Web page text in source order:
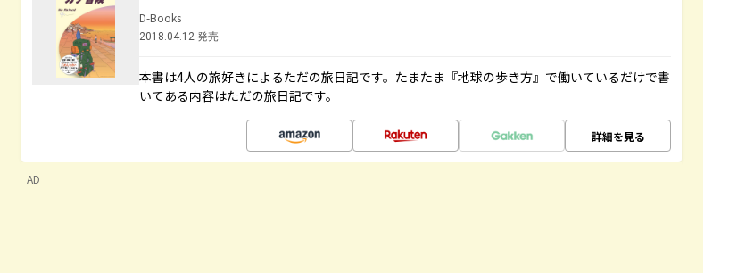
D-Books
2018.04.12 発売
本書は4人の旅好きによるただの旅日記です。たまたま『地球の歩き方』で働いているだけで書
いてある内容はただの旅日記です。
詳細を見る
AD